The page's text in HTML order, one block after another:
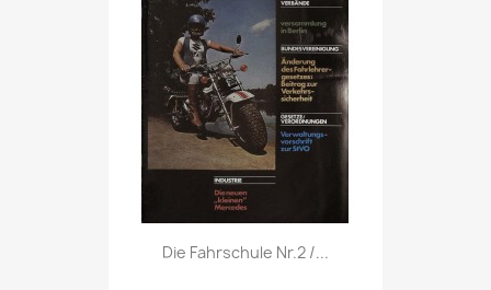
Vorschau
Die Fahrschule Nr.2 /...